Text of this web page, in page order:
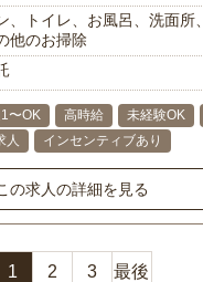
、トイレ、お風呂、洗面所
他のお掃除
〜OK 高時給 未経験OK
人 インセンティブあり
の求人の詳細を見る
1 2 3 最後